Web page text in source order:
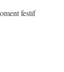
festif